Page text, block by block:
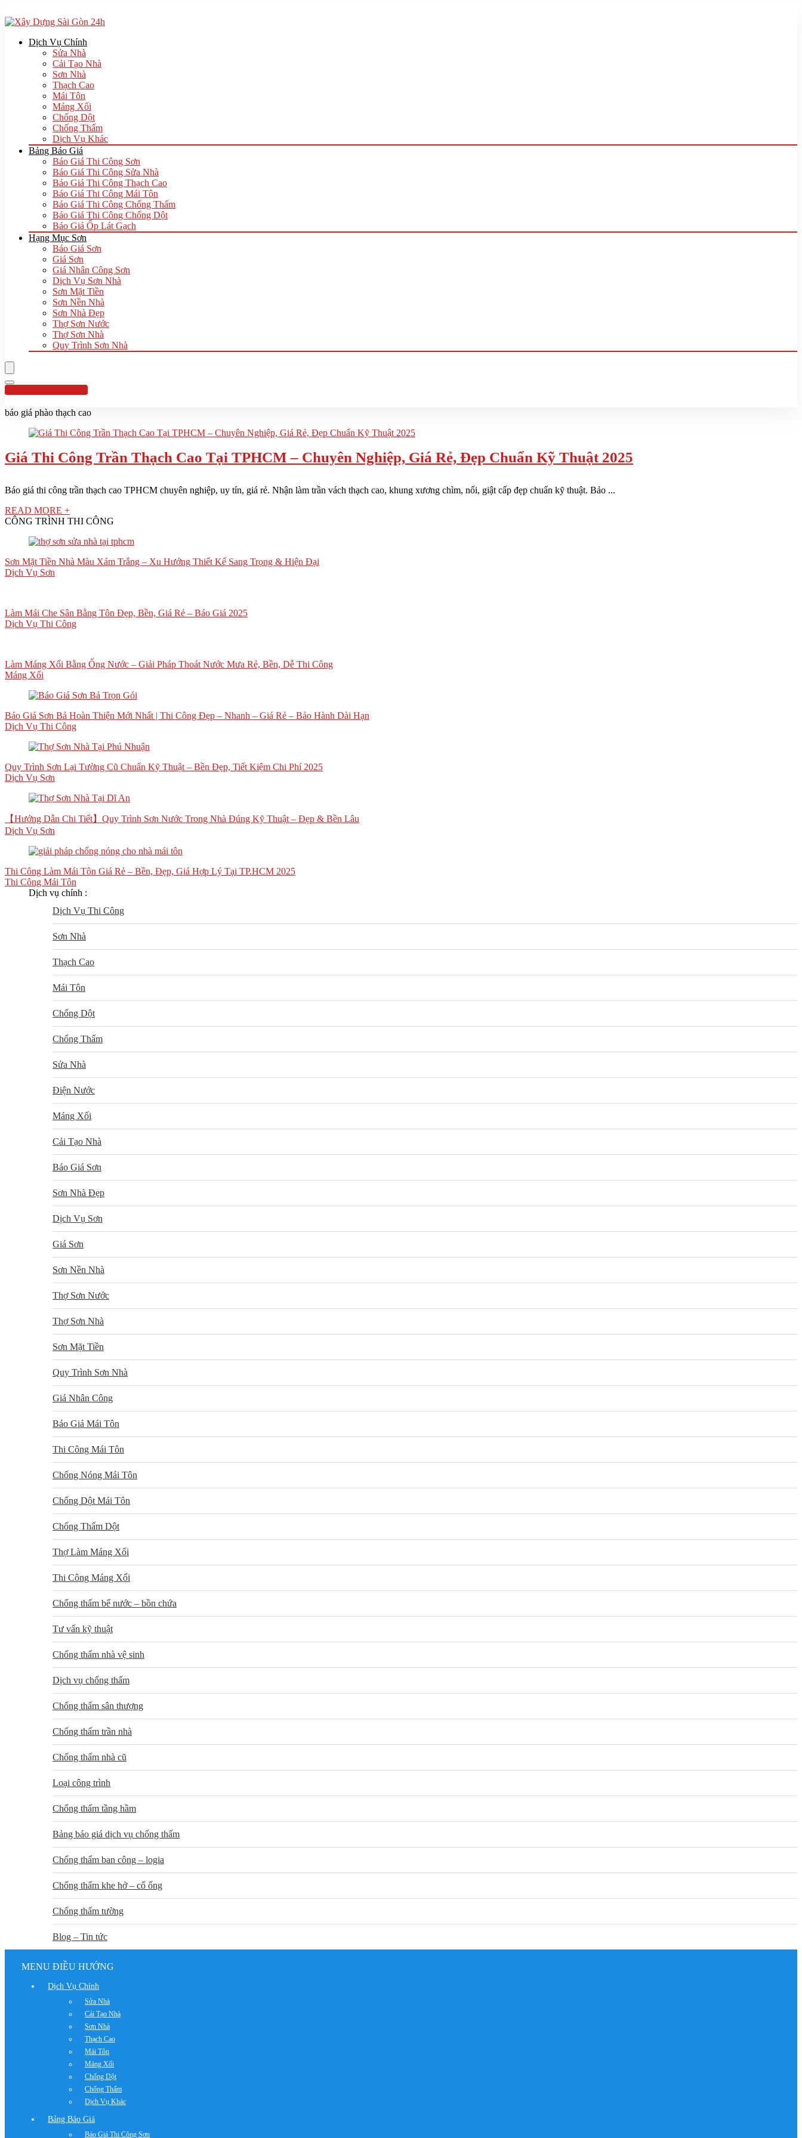
Dịch Vụ Chính
Sửa Nhà
Cải Tạo Nhà
Sơn Nhà
Thạch Cao
Mái Tôn
Máng Xối
Chống Dột
Chống Thấm
Dịch Vụ Khác
Bảng Báo Giá
Báo Giá Thi Công Sơn
Báo Giá Thi Công Sửa Nhà
Báo Giá Thi Công Thạch Cao
Báo Giá Thi Công Mái Tôn
Báo Giá Thi Công Chống Thấm
Báo Giá Thi Công Chống Dột
Báo Giá Ốp Lát Gạch
Hạng Mục Sơn
Báo Giá Sơn
Giá Sơn
Giá Nhân Công Sơn
Dịch Vụ Sơn Nhà
Sơn Mặt Tiền
Sơn Nền Nhà
Sơn Nhà Đẹp
Thợ Sơn Nước
Thợ Sơn Nhà
Quy Trình Sơn Nhà
Hotline:0961 894 472
báo giá phào thạch cao
Giá Thi Công Trần Thạch Cao Tại TPHCM – Chuyên Nghiệp, Giá Rẻ, Đẹp Chuẩn Kỹ Thuật 2025
Báo giá thi công trần thạch cao TPHCM chuyên nghiệp, uy tín, giá rẻ. Nhận làm trần vách thạch cao, khung xương chìm, nổi, giật cấp đẹp chuẩn kỹ thuật. Bảo ...
READ MORE +
CÔNG TRÌNH THI CÔNG
Sơn Mặt Tiền Nhà Màu Xám Trắng – Xu Hướng Thiết Kế Sang Trọng & Hiện Đại
Dịch Vụ Sơn
Làm Mái Che Sân Bằng Tôn Đẹp, Bền, Giá Rẻ – Báo Giá 2025
Dịch Vụ Thi Công
Làm Máng Xối Bằng Ống Nước – Giải Pháp Thoát Nước Mưa Rẻ, Bền, Dễ Thi Công
Máng Xối
Báo Giá Sơn Bả Hoàn Thiện Mới Nhất | Thi Công Đẹp – Nhanh – Giá Rẻ – Bảo Hành Dài Hạn
Dịch Vụ Thi Công
Quy Trình Sơn Lại Tường Cũ Chuẩn Kỹ Thuật – Bền Đẹp, Tiết Kiệm Chi Phí 2025
Dịch Vụ Sơn
【Hướng Dẫn Chi Tiết】Quy Trình Sơn Nước Trong Nhà Đúng Kỹ Thuật – Đẹp & Bền Lâu
Dịch Vụ Sơn
Thi Công Làm Mái Tôn Giá Rẻ – Bền, Đẹp, Giá Hợp Lý Tại TP.HCM 2025
Thi Công Mái Tôn
Dịch vụ chính :
Dịch Vụ Thi Công
Sơn Nhà
Thạch Cao
Mái Tôn
Chống Dột
Chống Thấm
Sửa Nhà
Điện Nước
Máng Xối
Cải Tạo Nhà
Báo Giá Sơn
Sơn Nhà Đẹp
Dịch Vụ Sơn
Giá Sơn
Sơn Nền Nhà
Thợ Sơn Nước
Thợ Sơn Nhà
Sơn Mặt Tiền
Quy Trình Sơn Nhà
Giá Nhân Công
Báo Giá Mái Tôn
Thi Công Mái Tôn
Chống Nóng Mái Tôn
Chống Dột Mái Tôn
Chống Thấm Dột
Thợ Làm Máng Xối
Thi Công Máng Xối
Chống thấm bể nước – bồn chứa
Tư vấn kỹ thuật
Chống thấm nhà vệ sinh
Dịch vụ chống thấm
Chống thấm sân thượng
Chống thấm trần nhà
Chống thấm nhà cũ
Loại công trình
Chống thấm tầng hầm
Bảng báo giá dịch vụ chống thấm
Chống thấm ban công – logia
Chống thấm khe hở – cổ ống
Chống thấm tường
Blog – Tin tức
MENU ĐIỀU HƯỚNG
Dịch Vụ Chính
Sửa Nhà
Cải Tạo Nhà
Sơn Nhà
Thạch Cao
Mái Tôn
Máng Xối
Chống Dột
Chống Thấm
Dịch Vụ Khác
Bảng Báo Giá
Báo Giá Thi Công Sơn